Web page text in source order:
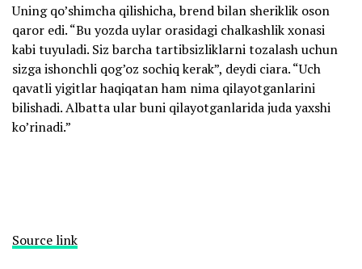
Uning qo’shimcha qilishicha, brend bilan sheriklik oson
qaror edi. “Bu yozda uylar orasidagi chalkashlik xonasi
kabi tuyuladi. Siz barcha tartibsizliklarni tozalash uchun
sizga ishonchli qog’oz sochiq kerak”, deydi ciara. “Uch
qavatli yigitlar haqiqatan ham nima qilayotganlarini
bilishadi. Albatta ular buni qilayotganlarida juda yaxshi
ko’rinadi.”
Source link